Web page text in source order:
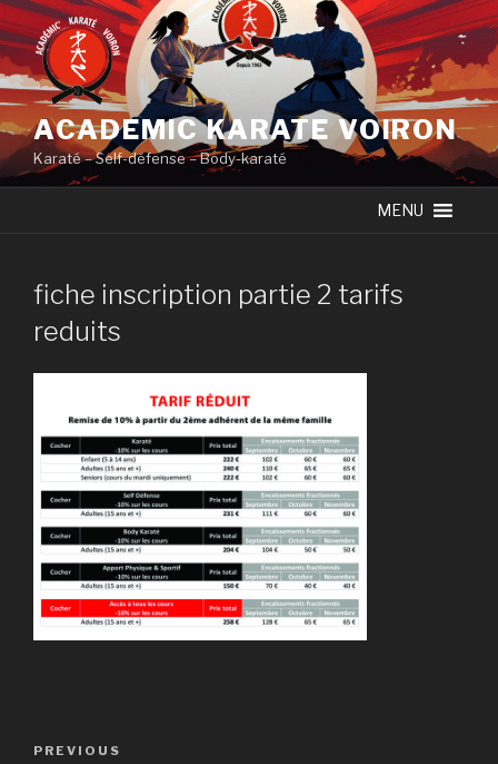
Skip
to
content
ACADEMIC KARATE VOIRON
Karaté – Self-défense – Body-karaté
MENU
fiche inscription partie 2 tarifs
reduits
Previous
PREVIOUS